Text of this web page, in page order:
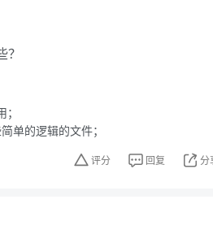
单的逻辑的文件；
评分 回复 分